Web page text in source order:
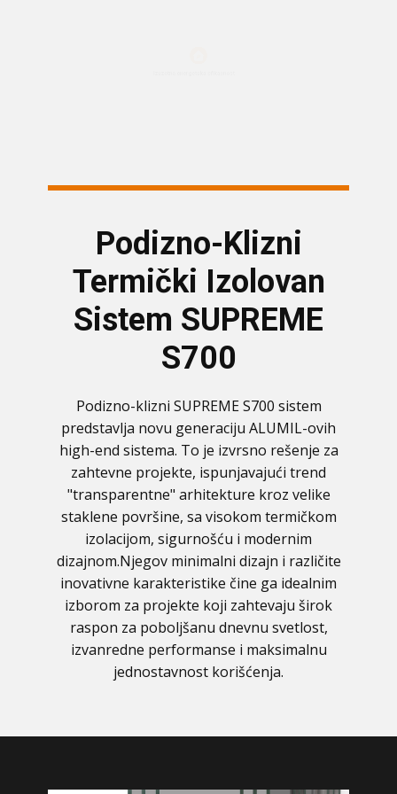
Podizno-Klizni
Termički Izolovan
Sistem SUPREME
S700
Podizno-klizni SUPREME S700 sistem
predstavlja novu generaciju ALUMIL-ovih
high-end sistema. To je izvrsno rešenje za
zahtevne projekte, ispunjavajući trend
"transparentne" arhitekture kroz velike
staklene površine, sa visokom termičkom
izolacijom, sigurnošću i modernim
dizajnom.Njegov minimalni dizajn i različite
inovativne karakteristike čine ga idealnim
izborom za projekte koji zahtevaju širok
raspon za poboljšanu dnevnu svetlost,
izvanredne performanse i maksimalnu
jednostavnost korišćenja.